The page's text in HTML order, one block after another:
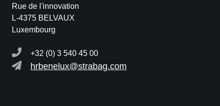
Rue de l'innovation
L-4375 BELVAUX
Luxembourg
+32 (0) 3 540 45 00
hrbenelux@strabag.com